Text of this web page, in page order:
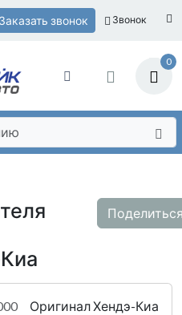
Заказать звонок Звонок
0
Оригинал Хендэ-Киа